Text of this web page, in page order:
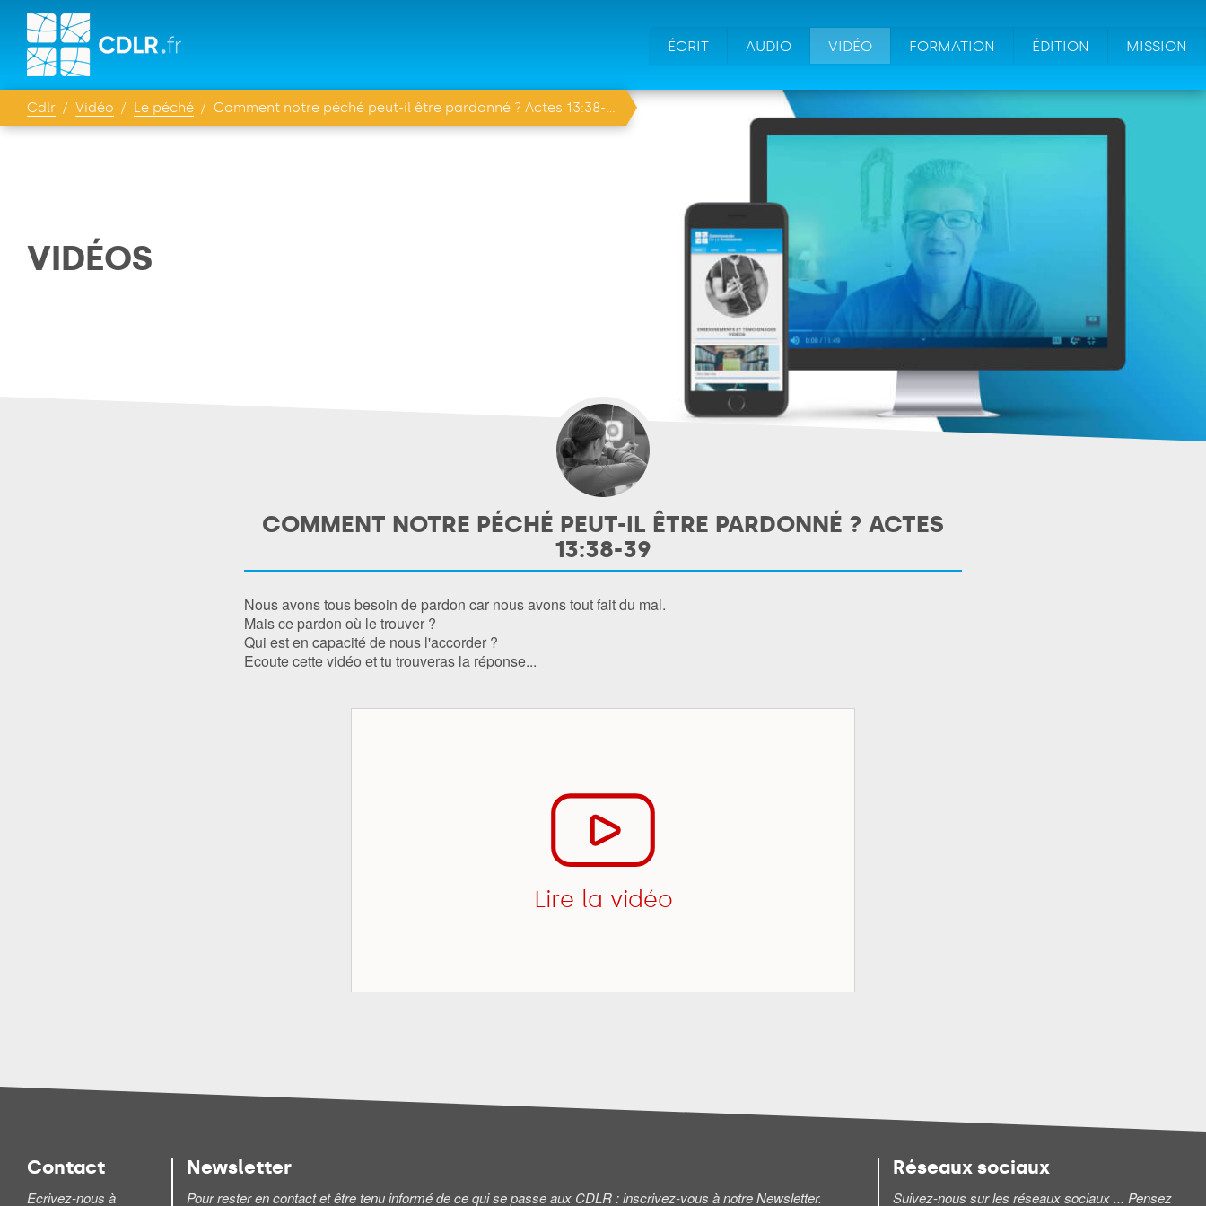
ÉCRIT AUDIO VIDÉO FORMATION ÉDITION MISSION
Cdlr Vidéo Le péché Comment notre péché peut-il être pardonné ? Actes 13:38-39
VIDÉOS
COMMENT NOTRE PÉCHÉ PEUT-IL ÊTRE PARDONNÉ ? ACTES
13:38-39
Nous avons tous besoin de pardon car nous avons tout fait du mal.
Mais ce pardon où le trouver ?
Qui est en capacité de nous l'accorder ?
Ecoute cette vidéo et tu trouveras la réponse...
Lire la vidéo
Contact
Ecrivez-nous à
Newsletter
Pour rester en contact et être tenu informé de ce qui se passe aux CDLR : inscrivez-vous à notre Newsletter.
Réseaux sociaux
Suivez-nous sur les réseaux sociaux ... Pensez